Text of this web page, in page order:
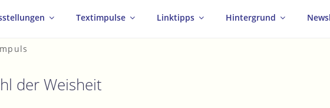
Textimpulse Linktipps Hintergrund
der Weisheit